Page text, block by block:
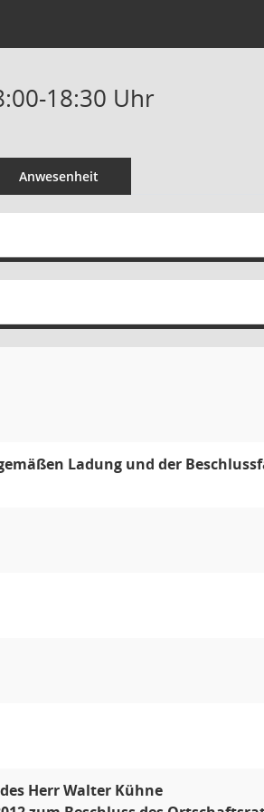
18:30 Uhr
Anwesenheit
Ladung und der
Herr Walter Kühne